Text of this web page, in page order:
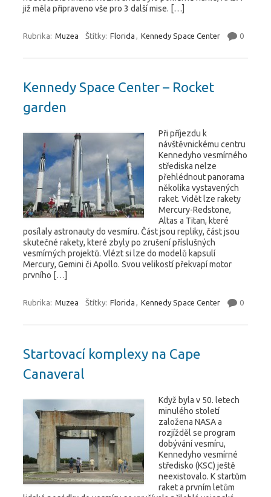
již měla připraveno vše pro 3 další mise. […]
Rubrika: Muzea Štítky: Florida , Kennedy Space Center 0
Kennedy Space Center – Rocket
garden
Při příjezdu k
návštěvnickému centru
Kennedyho vesmírného
střediska nelze
přehlédnout panorama
několika vystavených
raket. Vidět lze rakety
Mercury-Redstone,
Altas a Titan, které
posílaly astronauty do vesmíru. Část jsou repliky, část jsou
skutečné rakety, které zbyly po zrušení příslušných
vesmírných projektů. Vlézt si lze do modelů kapsulí
Mercury, Gemini či Apollo. Svou velikostí překvapí motor
prvního […]
Rubrika: Muzea Štítky: Florida , Kennedy Space Center 0
Startovací komplexy na Cape
Canaveral
Když byla v 50. letech
minulého století
založena NASA a
rozjížděl se program
dobývání vesmíru,
Kennedyho vesmírné
středisko (KSC) ještě
neexistovalo. K startům
raket a prvním letům